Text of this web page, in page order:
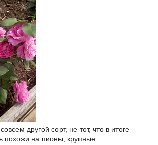
другой сорт, не тот, что в итоге
похожи на пионы, крупные.